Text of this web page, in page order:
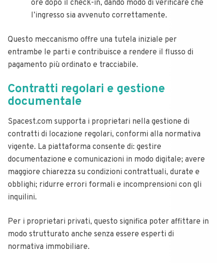
ore dopo il check-in, dando modo di verificare che
l’ingresso sia avvenuto correttamente.
Questo meccanismo offre una tutela iniziale per
entrambe le parti e contribuisce a rendere il flusso di
pagamento più ordinato e tracciabile.
Contratti regolari e gestione
documentale
Spacest.com supporta i proprietari nella gestione di
contratti di locazione regolari, conformi alla normativa
vigente. La piattaforma consente di: gestire
documentazione e comunicazioni in modo digitale; avere
maggiore chiarezza su condizioni contrattuali, durate e
obblighi; ridurre errori formali e incomprensioni con gli
inquilini.
Per i proprietari privati, questo significa poter affittare in
modo strutturato anche senza essere esperti di
normativa immobiliare.